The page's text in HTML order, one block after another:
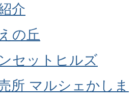
介
の丘
セットヒルズ
所 マルシェかしま